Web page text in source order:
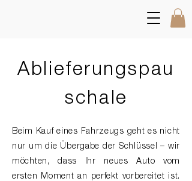
Ablieferungspau
schale
Beim Kauf eines Fahrzeugs geht es nicht
nur um die Übergabe der Schlüssel – wir
möchten, dass Ihr neues Auto vom
ersten Moment an perfekt vorbereitet ist.